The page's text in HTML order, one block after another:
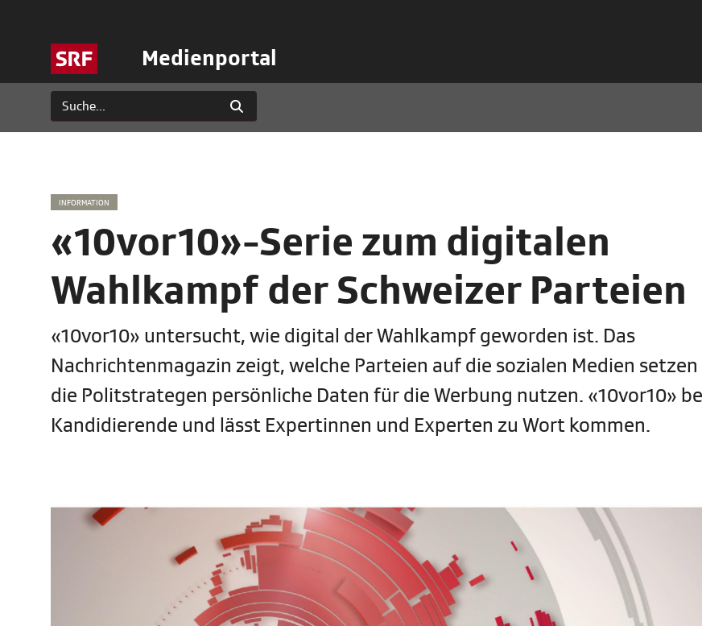
Medienportal
INFORMATION
«10vor10»-Serie zum digitalen
Wahlkampf der Schweizer Parteien
«10vor10» untersucht, wie digital der Wahlkampf geworden ist. Das
Nachrichtenmagazin zeigt, welche Parteien auf die sozialen Medien
die Politstrategen persönliche Daten für die Werbung nutzen. «10vor10»
Kandidierende und lässt Expertinnen und Experten zu Wort kommen.